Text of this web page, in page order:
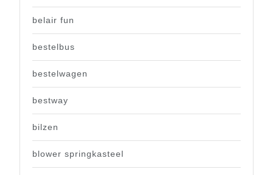
belair fun
bestelbus
bestelwagen
bestway
bilzen
blower springkasteel